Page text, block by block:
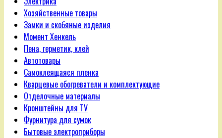
Хозяйственные товары
Замки и скобяные изделия
Момент Хенкель
Пена, герметик, клей
Автотовары
Самоклеящаяся пленка
Кварцевые обогреватели и комплектующие
Отделочные материалы
Кронштейны для TV
Фурнитура для сумок
Бытовые электроприборы